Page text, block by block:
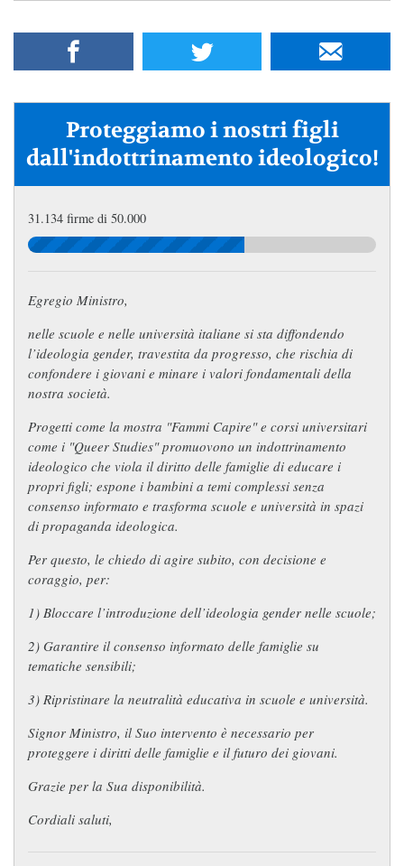
Proteggiamo i nostri figli
dall'indottrinamento ideologico!
31.134 firme di 50.000
Egregio Ministro,
nelle scuole e nelle università italiane si sta diffondendo
l’ideologia gender, travestita da progresso, che rischia di
confondere i giovani e minare i valori fondamentali della
nostra società.
Progetti come la mostra "Fammi Capire"e corsi universitari
come i "Queer Studies" promuovono un indottrinamento
ideologico che viola il diritto delle famiglie di educare i
propri figli; espone i bambini a temi complessi senza
consenso informato e trasforma scuole e università in spazi
di propaganda ideologica.
Per questo, le chiedo di agire subito, con decisione e
coraggio, per:
1) Bloccare l’introduzione dell’ideologia gender nelle scuole;
2) Garantire il consenso informato delle famiglie su
tematiche sensibili;
3) Ripristinare la neutralità educativa in scuole e università.
Signor Ministro, il Suo intervento è necessario per
proteggere i diritti delle famiglie e il futuro dei giovani.
Grazie per la Sua disponibilità.
Cordiali saluti,